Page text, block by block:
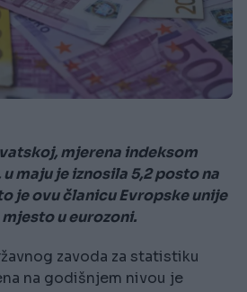
mjerena indeksom
maju je iznosila 5,2 posto na
je ovu članicu Evropske unije
u eurozoni.
zavoda za statistiku
na godišnjem nivou je